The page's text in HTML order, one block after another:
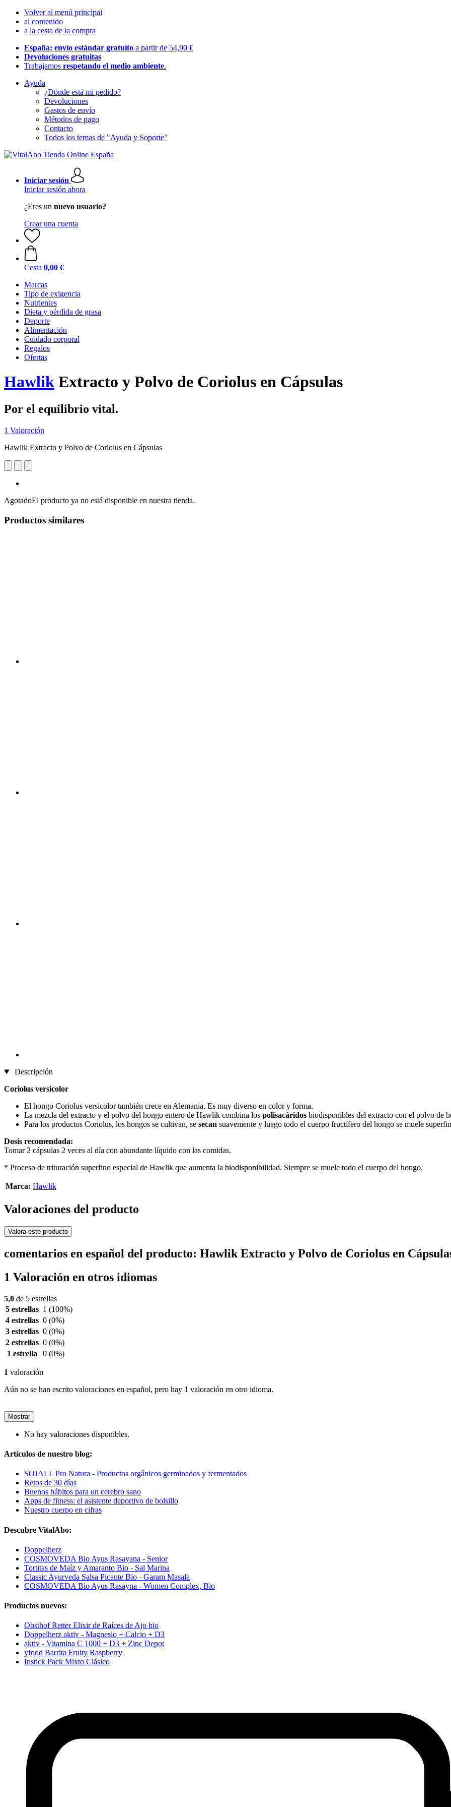
Volver al menú principal
al contenido
a la cesta de la compra
España: envío estándar gratuito a partir de 54,90 €
Devoluciones gratuitas
Trabajamos respetando el medio ambiente.
Ayuda
¿Dónde está mi pedido?
Devoluciones
Gastos de envío
Métodos de pago
Contacto
Todos los temas de "Ayuda y Soporte"
Iniciar sesión
Iniciar sesión ahora
¿Eres un nuevo usuario?
Crear una cuenta
Cesta 0,00 €
Marcas
Tipo de exigencia
Nutrientes
Dieta y pérdida de grasa
Deporte
Alimentación
Cuidado corporal
Regalos
Ofertas
Hawlik Extracto y Polvo de Coriolus en Cápsulas
Por el equilibrio vital.
1 Valoración
Hawlik Extracto y Polvo de Coriolus en Cápsulas
AgotadoEl producto ya no está disponible en nuestra tienda.
Productos similares
Descripción
Coriolus versicolor
El hongo Coriolus versicolor también crece en Alemania. Es muy diverso en color y forma.
La mezcla del extracto y el polvo del hongo entero de Hawlik combina los polisacáridos biodisponibles del extracto con el polvo de
Para los productos Coriolus, los hongos se cultivan, se secan suavemente y luego todo el cuerpo fructífero del hongo se muele
Dosis recomendada:
Tomar 2 cápsulas 2 veces al día con abundante líquido con las comidas.
* Proceso de trituración superfino especial de Hawlik que aumenta la biodisponibilidad. Siempre se muele todo el cuerpo del hongo.
Marca: Hawlik
Valoraciones del producto
Valora este producto
comentarios en español del producto: Hawlik Extracto y Polvo de Coriolus en
1 Valoración en otros idiomas
5,0 de 5 estrellas
5 estrellas 1 (100%)
4 estrellas 0 (0%)
3 estrellas 0 (0%)
2 estrellas 0 (0%)
1 estrella
0 (0%)
1 valoración
Aún no se han escrito valoraciones en español, pero hay 1 valoración en otro idioma.
Mostrar
No hay valoraciones disponibles.
Artículos de nuestro blog:
SOJALL Pro Natura - Productos orgánicos germinados y fermentados
Retos de 30 días
Buenos hábitos para un cerebro sano
Apps de fitness: el asistente deportivo de bolsillo
Nuestro cuerpo en cifras
Descubre VitalAbo:
Doppelherz
COSMOVEDA Bio Ayus Rasayana - Senior
Tortitas de Maíz y Amaranto Bio - Sal Marina
Classic Ayurveda Salsa Picante Bio - Garam Masala
COSMOVEDA Bio Ayus Rasayna - Women Complex, Bio
Productos nuevos:
Obsthof Retter Elixir de Raíces de Ajo bio
Doppelherz aktiv - Magnesio + Calcio + D3
aktiv - Vitamina C 1000 + D3 + Zinc Depot
yfood Barrita Fruity Raspberry
Instick Pack Mixto Clásico